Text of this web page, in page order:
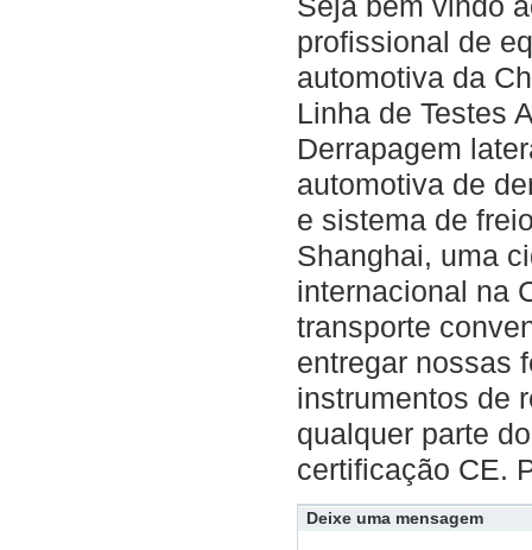
profissional de
automotiva da
Linha de Testes
Derrapagem
automotiva de
e sistema de
Shanghai, uma
internacional na
transporte
entregar nossas
instrumentos de
qualquer parte
certificação CE.
Deixe uma mensagem